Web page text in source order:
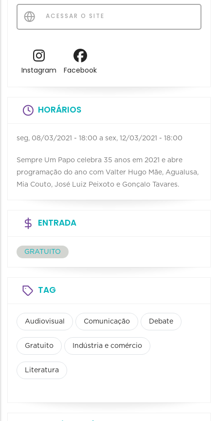
ACESSAR O SITE
Instagram Facebook
HORÁRIOS
seg, 08/03/2021 - 18:00 a sex, 12/03/2021 - 18:00
Sempre Um Papo celebra 35 anos em 2021 e abre
programação do ano com Valter Hugo Mãe, Agualusa,
Mia Couto, José Luiz Peixoto e Gonçalo Tavares.
ENTRADA
GRATUITO
TAG
Audiovisual Comunicação Debate
Gratuito Indústria e comércio
Literatura